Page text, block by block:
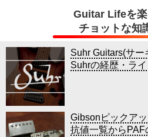
Guitar Lifeを
チョットな知
Suhr Guitars(サ
Suhrの経歴・ライ
Gibsonピックア
抗値一覧からPAF